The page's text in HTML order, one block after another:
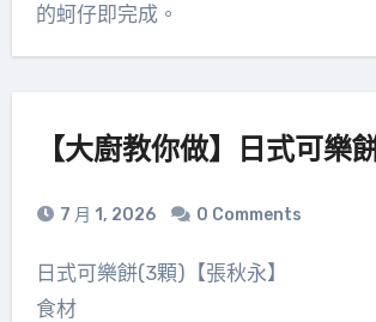
的蚵仔即完成。
【大廚教你做】日式可樂
7 月 1, 2026 0 Comments
日式可樂餅(3顆)【張秋永】
食材